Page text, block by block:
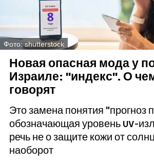
Фото: shutterstock
Новая опасная мода у
Израиле: "индекс". О
говорят
Это замена понятия "прогноз
обозначающая уровень UV-
речь не о защите кожи от
наоборот